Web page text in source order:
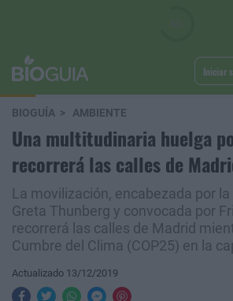
Iniciar
BIOGUÍA AMBIENTE
Una multitudinaria huelga
recorrerá las calles de
La movilización, encabezada por
Greta Thunberg y convocada por
recorrerá las calles de Madrid
Cumbre del Clima (COP25) en la
Actualizado 13/12/2019